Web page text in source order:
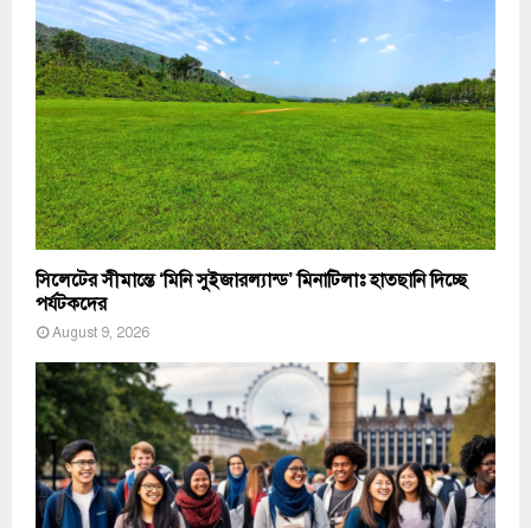
সিলেটের সীমান্তে ‘মিনি সুইজারল্যান্ড’ মিনাটিলাঃ হাতছানি দিচ্ছে
পর্যটকদের
August 9, 2026